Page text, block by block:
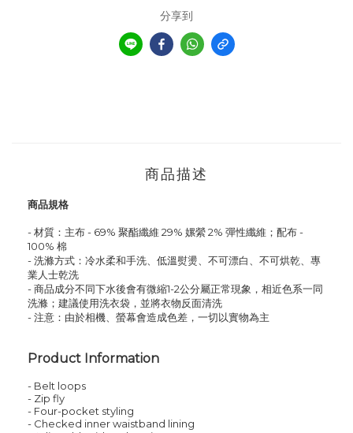
分享到
商品描述
商品規格
- 材質： 主布 - 69% 聚酯纖維29% 嫘縈 2% 彈性纖維；配布 -
100% 棉
- 洗滌方式：冷水柔和手洗、低溫熨燙、不可漂白、不可烘乾、專
業人士乾洗
- 商品成分不同下水後會有微縮1-2公分屬正常現象，相近色系一同
洗滌；建議使用洗衣袋，並將衣物反面清洗
- 注意：由於相機、螢幕會造成色差，一切以實物為主
Product Information
- Belt loops
- Zip fly
- Four-pocket styling
- Checked inner waistband lining